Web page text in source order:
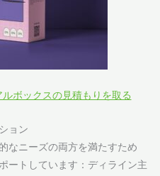
ボックスの見積もりを取る
ョン
なニーズの両方を満たすため
ートしています：ディライン主